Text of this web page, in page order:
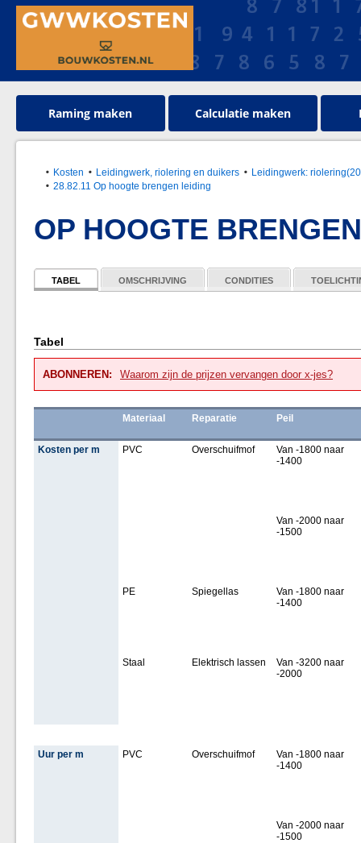
Raming maken Calculatie maken
Kosten Leidingwerk, riolering en duikers
Leidingwerk:
28.82.11 Op hoogte brengen leiding
OP HOOGTE
TABEL OMSCHRIJVING CONDITIES
Tabel
ABONNEREN: Waarom zijn de prijzen vervangen door x-jes?
Materiaal Reparatie Peil
Kosten per m PVC Overschuifmof
Van -1800 naar
-1400
Van -2000 naar
-1500
PE Spiegellas
Van -1800 naar
-1400
Staal Elektrisch lassen
Van -3200 naar
-2000
Uur per m PVC Overschuifmof
Van -1800 naar
-1400
Van -2000 naar
-1500